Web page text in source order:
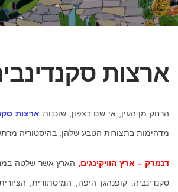
ארצות
הרחק מן העין, אי שם בצפון, שוכנות ארצות
מדהימות בתצורות הטבע שלהן, בהיסטוריה
דנמרק – ארץ הוויקינגים, הארץ אשר שלטה
סקנדינביה. קופנהגן היפה, המיסתורית,